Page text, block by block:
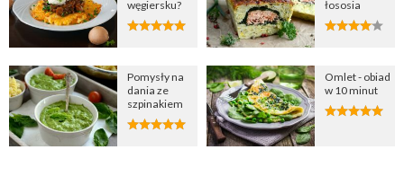
węgiersku?
Pomysły na
dania ze
szpinakiem
łososia
Omlet - obiad
w 10 minut